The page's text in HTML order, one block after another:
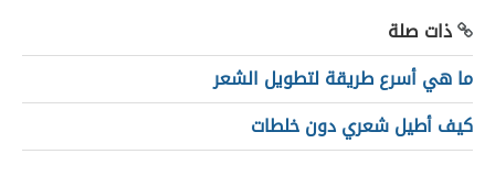
ذات صلة
ما هي أسرع طريقة لتطويل الشعر
كيف أطيل شعري دون خلطات